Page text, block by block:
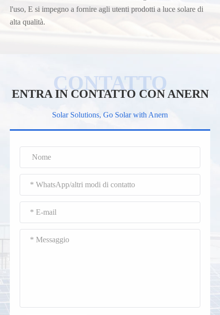
l'uso, E si impegno a fornire agli utenti prodotti a luce solare di
alta qualità.
ENTRA IN CONTATTO CON ANERN
Solar Solutions, Go Solar with Anern